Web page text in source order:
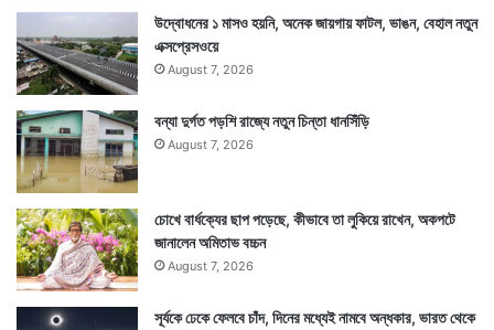
উদ্বোধনের ১ মাসও হয়নি, অনেক জায়গায় ফাটল, ভাঙন, বেহাল নতুন
এক্সপ্রেসওয়ে
August 7, 2026
বন্যা দুর্গত পড়শি রাজ্যে নতুন চিন্তা ধানসিঁড়ি
August 7, 2026
চোখে বার্ধক্যের ছাপ পড়েছে, কীভাবে তা লুকিয়ে রাখেন, অকপটে
জানালেন অমিতাভ বচ্চন
August 7, 2026
সূর্যকে ঢেকে ফেলবে চাঁদ, দিনের মধ্যেই নামবে অন্ধকার, ভারত থেকে